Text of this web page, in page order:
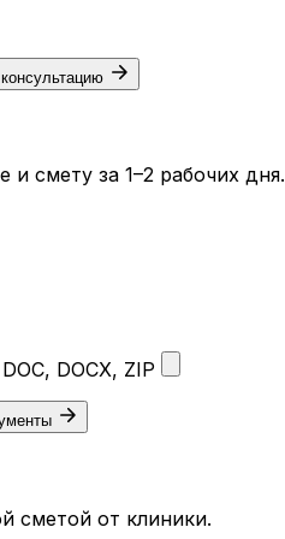
смету за 1–2 рабочих дня.
DOCX, ZIP
сметой от клиники.